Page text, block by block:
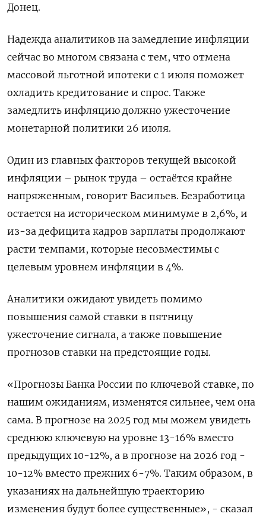
Донец.
Надежда аналитиков на замедление инфляции
сейчас во многом связана с тем, что отмена
массовой льготной ипотеки с 1 июля поможет
охладить кредитование и спрос. Также
замедлить инфляцию должно ужесточение
монетарной политики 26 июля.
Один из главных факторов текущей высокой
инфляции – рынок труда – остаётся крайне
напряженным, говорит Васильев. Безработица
остается на историческом минимуме в 2,6%, и
из-за дефицита кадров зарплаты продолжают
расти темпами, которые несовместимы с
целевым уровнем инфляции в 4%.
Аналитики ожидают увидеть помимо
повышения самой ставки в пятницу
ужесточение сигнала, а также повышение
прогнозов ставки на предстоящие годы.
«Прогнозы Банка России по ключевой ставке, по
нашим ожиданиям, изменятся сильнее, чем она
сама. В прогнозе на 2025 год мы можем увидеть
среднюю ключевую на уровне 13-16% вместо
предыдущих 10-12%, а в прогнозе на 2026 год -
10-12% вместо прежних 6-7%. Таким образом, в
указаниях на дальнейшую траекторию
изменения будут более существенные», - сказал